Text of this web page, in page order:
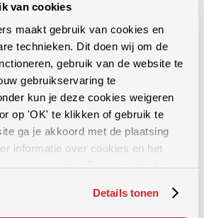
van cookies
maakt gebruik van cookies en
technieken. Dit doen wij om de
gebruik van de website te
gebruikservaring te
kun je deze cookies weigeren
op 'OK' te klikken of gebruik te
ga je akkoord met de plaatsing
informatie over cookies en het
door Evers vind jehier.
Details tonen
wij oplossingen op het gebied van
en graslandonderhoud.